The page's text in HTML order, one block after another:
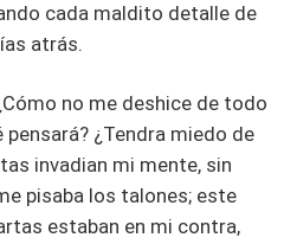
cada maldito detalle de
atrás.
no me deshice de todo
pensará? ¿Tendra miedo de
invadian mi mente, sin
pisaba los talones; este
estaban en mi contra,